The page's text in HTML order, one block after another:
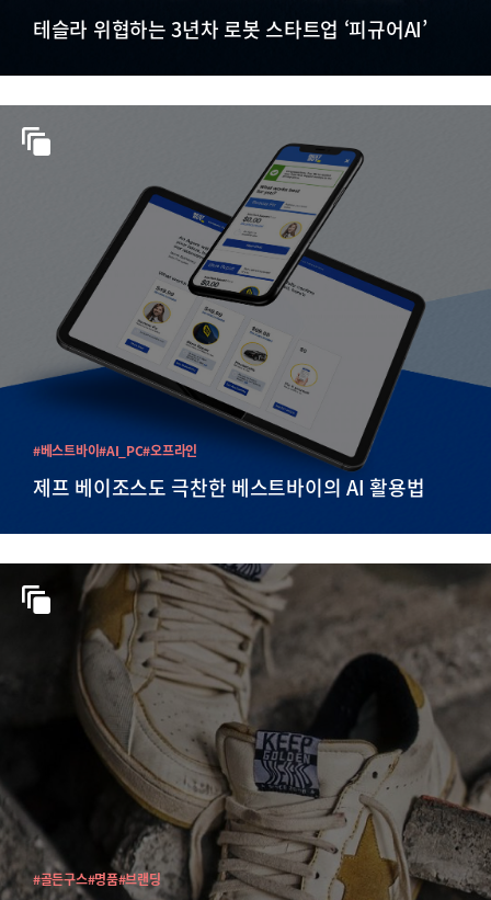
테슬라 위협하는 3년차 로봇 스타트업 ‘피규어AI’
제프 베이조스도 극찬한 베스트바이의 AI 활용법
#베스트바이#AI_PC#오프라인
#골든구스#명품#브랜딩